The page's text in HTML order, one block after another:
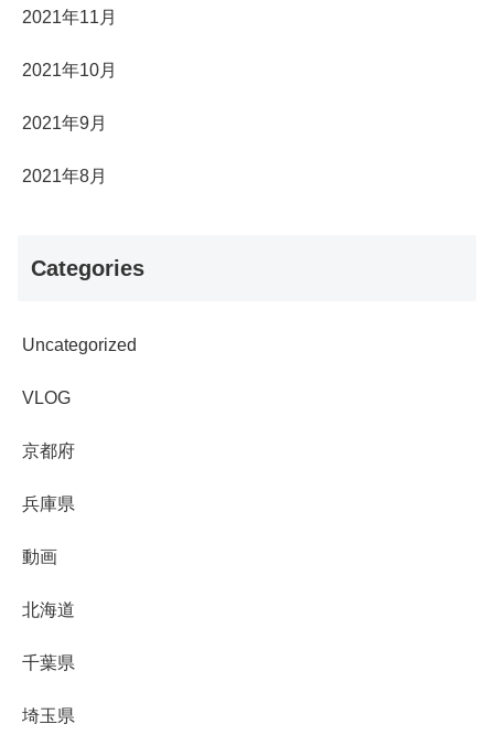
2021年11月
2021年10月
2021年9月
2021年8月
Categories
Uncategorized
VLOG
京都府
兵庫県
動画
北海道
千葉県
埼玉県